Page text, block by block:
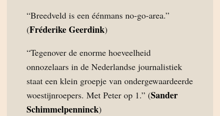
“Breedveld is een éénmans no-go-area.”
(Fréderike Geerdink)
“Tegenover de enorme hoeveelheid
onnozelaars in de Nederlandse journalistiek
staat een klein groepje van ondergewaardeerde
woestijnroepers. Met Peter op 1.” (Sander
Schimmelpenninck)